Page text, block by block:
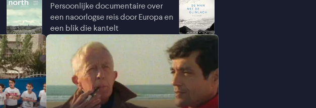
Persoonlijke documentaire over
een naoorlogse reis door Europa en
een blik die kantelt